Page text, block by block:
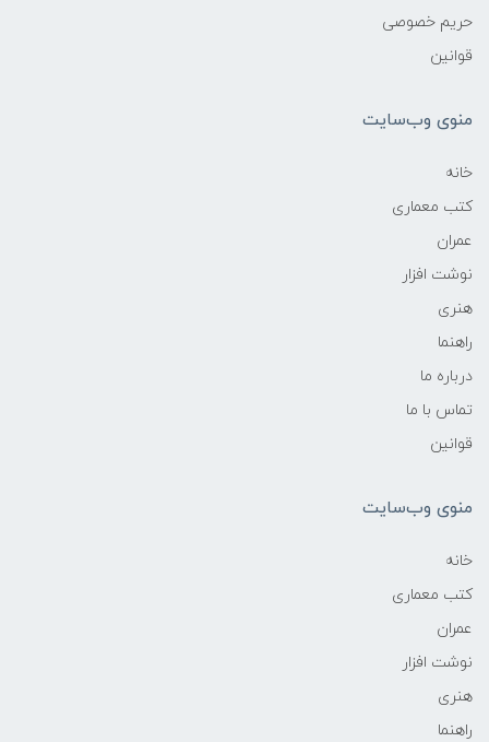
حریم خصوصی
قوانین
منوی وب‌سایت
خانه
کتب معماری
عمران
نوشت افزار
هنری
راهنما
درباره ما
تماس با ما
قوانین
منوی وب‌سایت
خانه
کتب معماری
عمران
نوشت افزار
هنری
راهنما